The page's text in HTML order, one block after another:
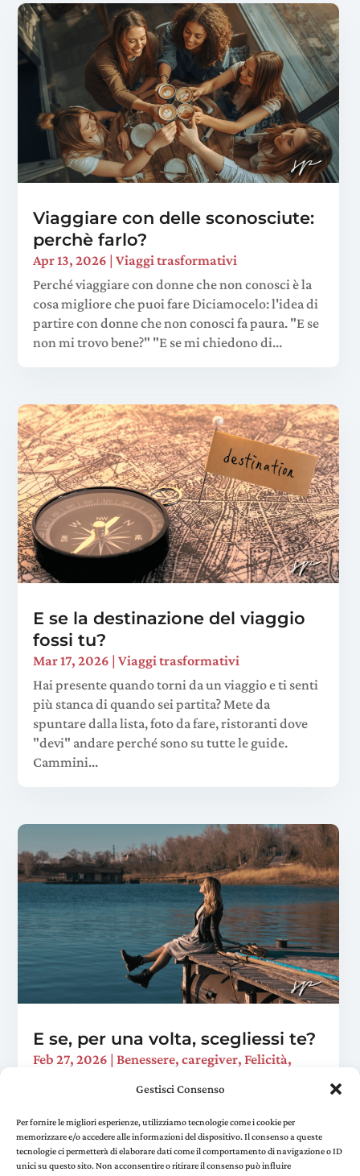
Gestisci Consenso
Per fornire le migliori esperienze, utilizziamo tecnologie come i cookie per
memorizzare e/o accedere alle informazioni del dispositivo. Il consenso a queste
tecnologie ci permetterà di elaborare dati come il comportamento di navigazione o ID
unici su questo sito. Non acconsentire o ritirare il consenso può influire
Viaggiare con delle sconosciute:
perchè farlo?
Apr 13, 2026 |Viaggi trasformativi
Perché viaggiare con donne che non conosci è la
cosa migliore che puoi fare Diciamocelo: l'idea di
partire con donne che non conosci fa paura. "E se
non mi trovo bene?" "E se mi chiedono di...
E se la destinazione del viaggio
fossi tu?
Mar 17, 2026 |Viaggi trasformativi
Hai presente quando torni da un viaggio e ti senti
più stanca di quando sei partita? Mete da
spuntare dalla lista, foto da fare, ristoranti dove
"devi" andare perché sono su tutte le guide.
Cammini...
E se, per una volta, scegliessi te?
Feb 27, 2026 |Benessere,caregiver,Felicità,
la casa, risposto a quella mail che "ci voleva un
attimo". Ti siedi sul divano e realizzi che non hai
fatto una sola cosa per te in tutto il...